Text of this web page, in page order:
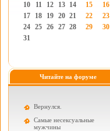
10
11 12 13 14 15
16
17
18 19 20 21 22
23
24 25 26 27 28 29
30
31
Читайте на форуме
Вернулся.
Самые несексуальные
мужчины